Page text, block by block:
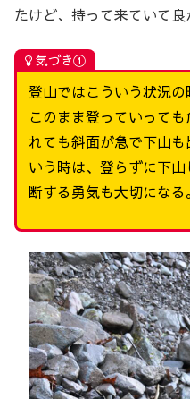
たけど、持って来ていて良
気づき①
登山ではこういう状況の
このまま登っていって
れても斜面が急で下山
いう時は、登らずに下
断する勇気も大切になる。